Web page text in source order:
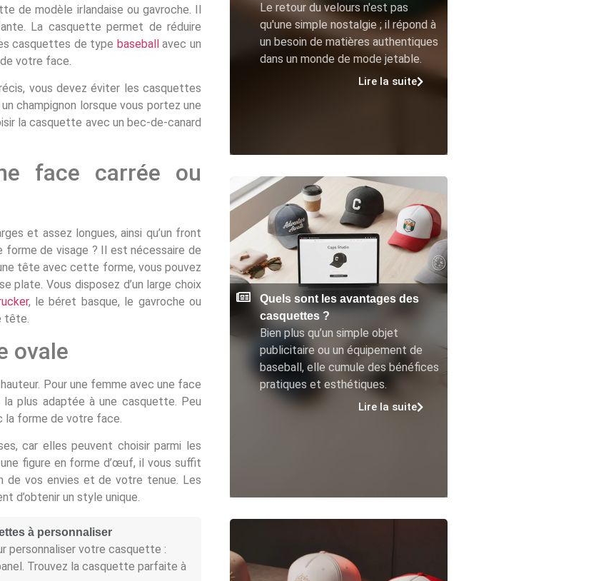
de modèle irlandaise ou gavroche. Il
La casquette permet de réduire
casquettes de type baseballavec un
votre face.
vous devez éviter les casquettes
champignon lorsque vous portez une
la casquette avec un bec-de-canard
face carrée ou
et assez longues, ainsi qu’un front
de visage ? Il est nécessaire de
tête avec cette forme, vous pouvez
Vous disposez d’un large choix
, le béret basque, le gavroche ou
tête.
ovale
Pour une femme avec une face
plus adaptée à une casquette. Peu
la forme de votre face.
car elles peuvent choisir parmi les
figure en forme d’œuf, il vous suffit
vos envies et de votre tenue. Les
d’obtenir un style unique.
à personnaliser
personnaliser votre casquette :
Trouvez la casquette parfaite à
Le retour du velours n'est pas
qu'une simple nostalgie ; il répond à
un besoin de matières authentiques
dans un monde de mode jetable.
Lire la suite
Quels sont les avantages des
casquettes ?
Bien plus qu’un simple objet
publicitaire ou un équipement de
baseball, elle cumule des bénéfices
pratiques et esthétiques.
Lire la suite